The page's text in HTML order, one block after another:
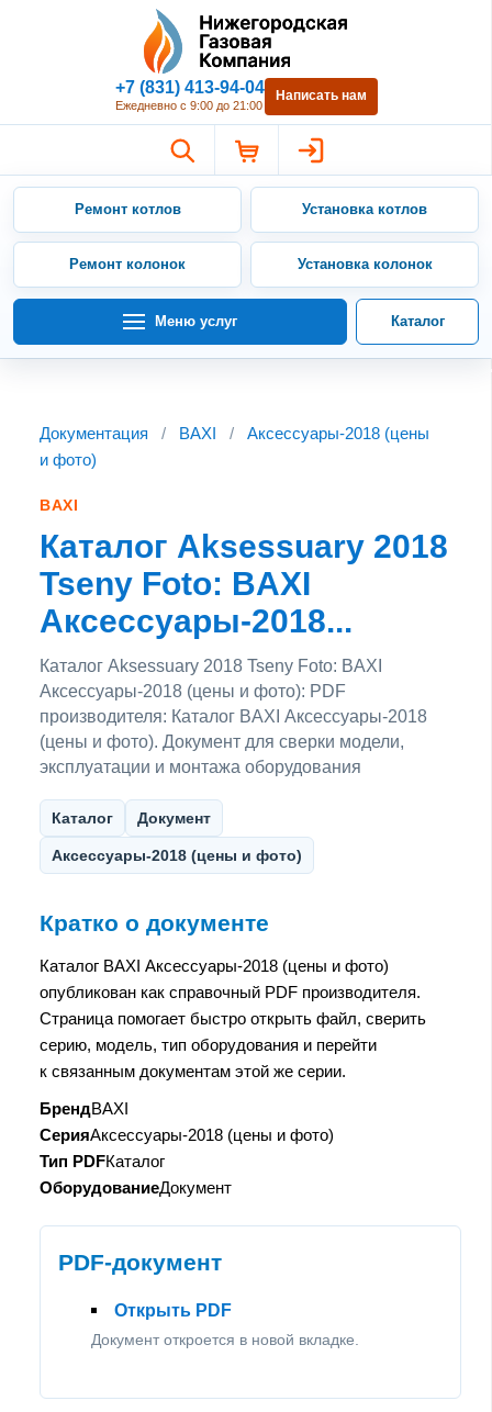
Нижегородская Газовая
+7 (831) 413-94-04
Ежедневно с 9:00 до 21:00
Написать нам
Ремонт котлов Установка котлов
Ремонт колонок Установка колонок
Меню услуг Каталог
Документация / BAXI /
Аксессуары-2018 (цены
и фото)
BAXI
Каталог Aksessuary 2018
Tseny Foto: BAXI
Аксессуары-2018...
Каталог Aksessuary 2018 Tseny Foto: BAXI
Аксессуары-2018 (цены и фото): PDF
производителя: Каталог BAXI Аксессуары-2018
(цены и фото). Документ для сверки модели,
эксплуатации и монтажа оборудования
Каталог Документ
Аксессуары-2018 (цены и фото)
Кратко о документе
Каталог BAXI Аксессуары-2018 (цены и фото)
опубликован как справочный PDF производителя.
Страница помогает быстро открыть файл, сверить
серию, модель, тип оборудования и перейти
к связанным документам этой же серии.
БрендBAXI
СерияАксессуары-2018 (цены и фото)
Тип PDFКаталог
ОборудованиеДокумент
PDF-документ
Открыть PDF
Документ откроется в новой вкладке.